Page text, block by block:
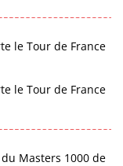
le Tour de France
le Tour de France
Masters 1000 de